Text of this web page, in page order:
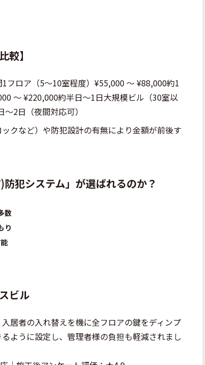
較】
フロア（5～10室程度）¥55,000 ～ ¥88,000約1
～ ¥220,000約半日～1日大規模ビル（30室以
2日（夜間対応可）
クなど）や防犯設計の有無により金額が前後す
犯システム」が選ばれるのか？
数
り
ビル
居者の入れ替えを機に全フロアの鍵をディンプ
ように設定し、管理者様の負担も軽減されまし